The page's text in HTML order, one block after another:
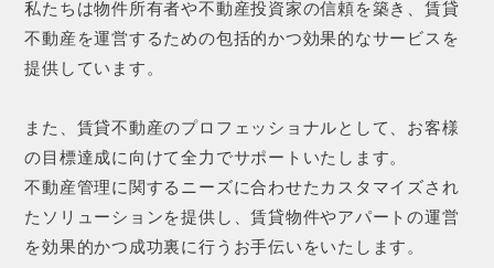
私たちは物件所有者や不動産投資家の信頼を築き、賃貸
不動産を運営するための包括的かつ効果的なサービスを
提供しています。
また、賃貸不動産のプロフェッショナルとして、お客様
の目標達成に向けて全力でサポートいたします。
不動産管理に関するニーズに合わせたカスタマイズされ
たソリューションを提供し、賃貸物件やアパートの運営
を効果的かつ成功裏に行うお手伝いをいたします。